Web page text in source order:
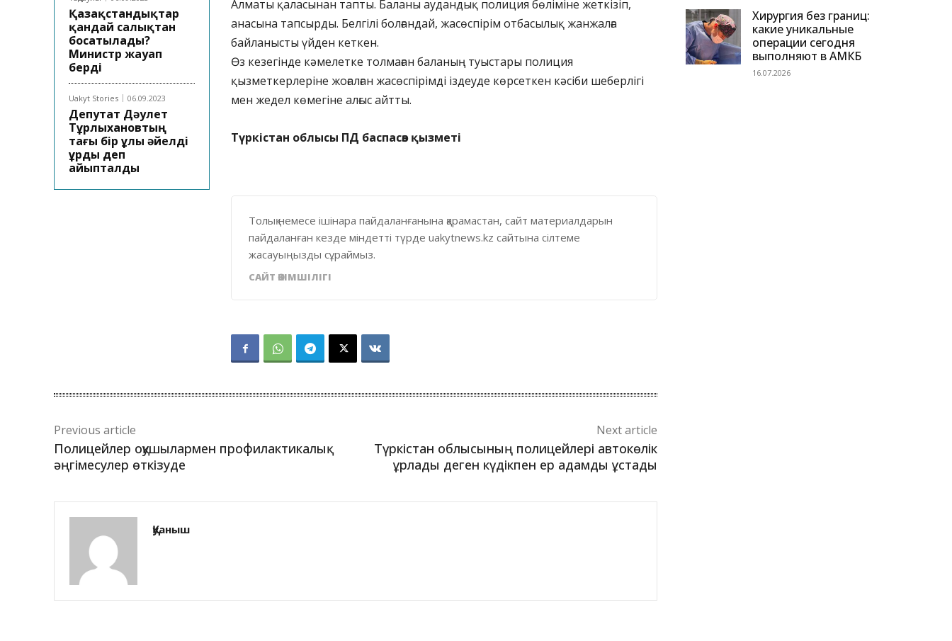
Қазақстандықтар
қандай салықтан
босатылады?
Министр жауап
берді
Uakyt Stories 06.09.2023
Депутат Дәулет
Тұрлыхановтың
тағы бір ұлы әйелді
ұрды деп
айыпталды
Алматы қаласынан тапты. Баланы аудандық полиция бөліміне жеткізіп,
анасына тапсырды. Белгілі болғандай, жасөспірім отбасылық жанжалға
байланысты үйден кеткен.
Өз кезегінде кәмелетке толмаған баланың туыстары полиция
қызметкерлеріне жоғалған жасөспірімді іздеуде көрсеткен кәсіби шеберлігі
мен жедел көмегіне алғыс айтты.
Түркістан облысы ПД баспасөз қызметі
Толық немесе ішінара пайдаланғанына қарамастан, сайт материалдарын
пайдаланған кезде міндетті түрде uakytnews.kz сайтына сілтеме
жасауыңызды сұраймыз.
САЙТ ӘКІМШІЛІГІ
Previous article
Полицейлер оқушылармен профилактикалық
әңгімесулер өткізуде
Next article
Түркістан облысының полицейлері автокөлік
ұрлады деген күдікпен ер адамды ұстады
Қуаныш
Хирургия без границ:
какие уникальные
операции сегодня
выполняют в АМКБ
16.07.2026